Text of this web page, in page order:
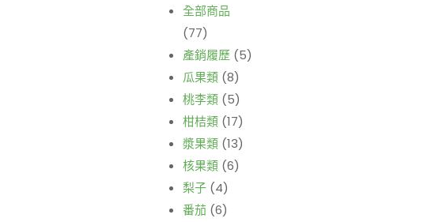
全部商品
(77)
產銷履歷 (5)
瓜果類 (8)
桃李類 (5)
柑桔類 (17)
漿果類 (13)
核果類 (6)
梨子 (4)
番茄 (6)